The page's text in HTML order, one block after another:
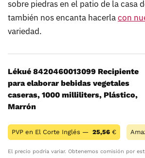
sobre piedras en el patio de la casa
también nos encanta hacerlacon
variedad.
Lékué 8420460013099 Recipiente
para elaborar bebidas vegetales
caseras, 1000 milliliters, Plástico,
Marrón
PVP en El Corte Inglés — 25,56 €
El precio podría variar. Obtenemos comisión por